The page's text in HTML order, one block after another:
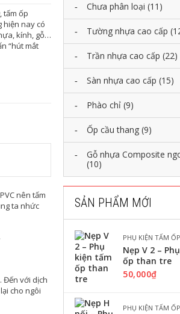
tấm ốp
hiện nay có
kính, gỗ…
“hút mắt
nên tấm
ta nhức
Đến với dịch
cho ngôi
Chưa phân loại (11)
Tường nhựa cao cấp
Trần nhựa cao cấp (22)
Sàn nhựa cao cấp (15)
Phào chỉ (9)
Ốp cầu thang (9)
Gỗ nhựa Composite
(10)
SẢN PHẨM MỚI
PHỤ KIỆN TẤM
Nẹp V 2 –
ốp than tre
50,000₫
PHỤ KIỆN TẤM